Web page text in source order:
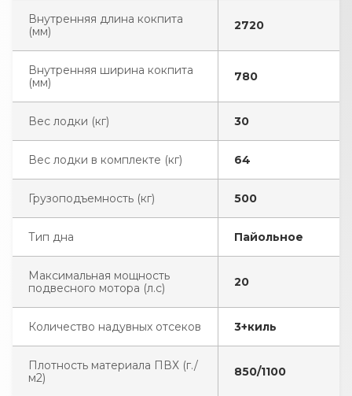
Внутренняя длина кокпита
(мм)
2720
Внутренняя ширина кокпита
(мм)
780
Вес лодки (кг) 30
Вес лодки в комплекте (кг) 64
Грузоподъемность (кг) 500
Тип дна Пайольное
Максимальная мощность
подвесного мотора (л.с)
20
Количество надувных отсеков 3+киль
Плотность материала ПВХ (г./
м2)
850/1100